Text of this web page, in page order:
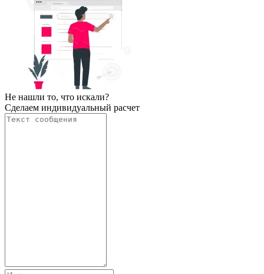
Не нашли то, что искали?
Сделаем индивидуальный расчет